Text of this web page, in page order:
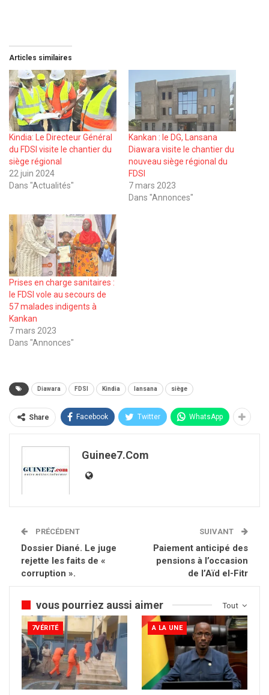
Articles similaires
Kindia: Le Directeur Général
du FDSI visite le chantier du
siège régional
22 juin 2024
Dans "Actualités"
Kankan : le DG, Lansana
Diawara visite le chantier du
nouveau siège régional du
FDSI
7 mars 2023
Dans "Annonces"
Prises en charge sanitaires :
le FDSI vole au secours de
57 malades indigents à
Kankan
7 mars 2023
Dans "Annonces"
Diawara FDSI Kindia lansana siège
Share Facebook Twitter WhatsApp
Guinee7.com
PRÉCÉDENT
Dossier Diané. Le juge
rejette les faits de «
corruption ».
SUIVANT
Paiement anticipé des
pensions à l’occasion
de l’Aïd el-Fitr
Tout
vous pourriez aussi aimer
7VÉRITÉ A LA UNE